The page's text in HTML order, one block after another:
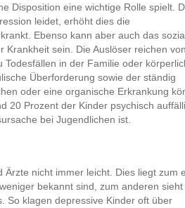
Disposition eine wichtige Rolle spielt.
leidet, erhöht dies die
Ebenso kann aber auch das
Krankheit sein. Die Auslöser reichen von
in der Familie oder
Überforderung sowie der ständig
oder eine organische Erkrankung
20 Prozent der Kinder psychisch
bei Jugendlichen ist.
nicht immer leicht. Dies liegt zum
bekannt sind, zum anderen sieht
So klagen depressive Kinder oft über